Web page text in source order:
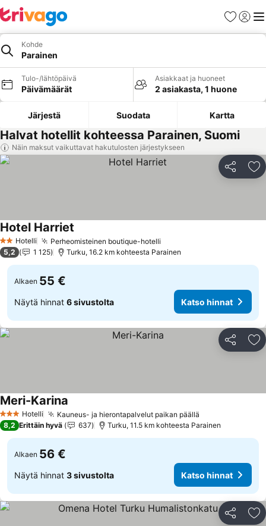
Suosikit
Kohde
Parainen
Tulo-/lähtöpäivä
Päivämäärät
Asiakkaat ja huoneet
2 asiakasta, 1 huone
Järjestä Suodata Kartta
Halvat hotellit kohteessa Parainen, Suomi
Näin maksut vaikuttavat hakutulosten järjestykseen
Jaa
2 Tähtiluokitus
Hotelli Perheomisteinen boutique-hotelli
Hotel Harriet
5,2 1 125 Turku, 16.2 km kohteesta Parainen
Alkaen 55 €
Näytä hinnat 6 sivustolta Katso hinnat
Jaa
3 Tähtiluokitus
Hotelli Kauneus- ja hierontapalvelut paikan päällä
Meri-Karina
8,2 Erittäin hyvä 637 Turku, 11.5 km kohteesta Parainen
Alkaen 56 €
Näytä hinnat 3 sivustolta Katso hinnat
Jaa